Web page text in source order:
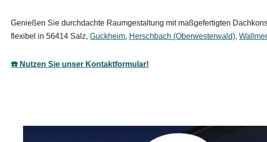
Genießen Sie durchdachte Raumgestaltung mit maßgefertigten
flexibel in 56414 Salz, Guckheim, Herschbach (Oberwesterwald),
☎️ Nutzen Sie unser Kontaktformular!